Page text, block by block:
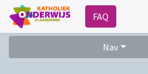
FAQ
Nav